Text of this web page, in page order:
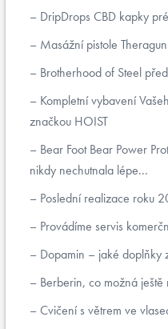
DripDrops CBD kapky
Masážní pistole
Brotherhood of Steel
Kompletní vybavení
značkou HOIST
Bear Foot Bear Power
nikdy nechutnala lépe...
Poslední realizace roku
Provádíme servis
Dopamin – jaké doplňky
Berberin, co možná ještě
Cvičení s větrem ve